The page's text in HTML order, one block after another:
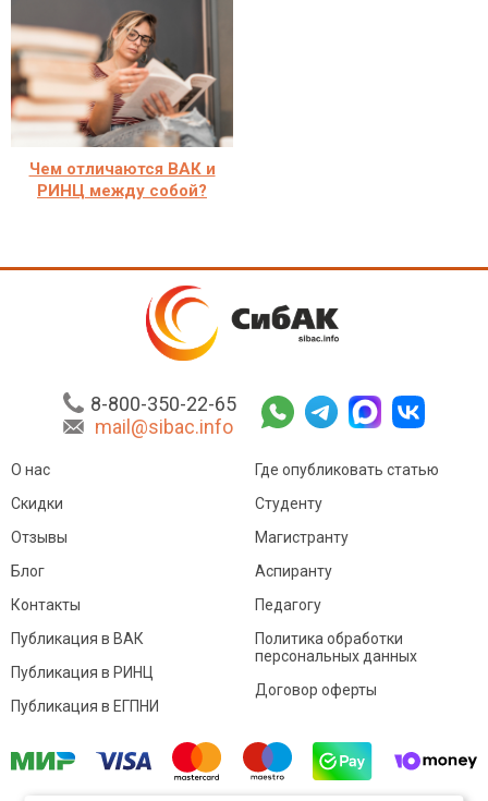
Чем отличаются ВАК и
РИНЦ между собой?
8-800-350-22-65
mail@sibac.info
О нас
Скидки
Отзывы
Блог
Контакты
Где опубликовать статью
Студенту
Магистранту
Аспиранту
Педагогу
Публикация в ВАК
Публикация в РИНЦ
Публикация в ЕГПНИ
Политика обработки
персональных данных
Договор оферты